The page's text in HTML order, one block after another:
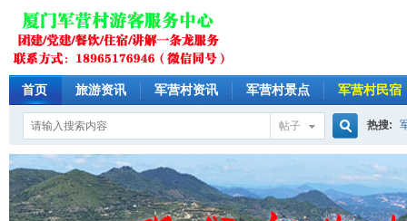
首页 旅游资讯 军营村资讯 军营村景点 军营村民宿
帖子
搜
热搜:
乡村旅